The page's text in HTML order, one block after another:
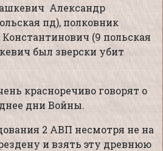
Александр
пд), полковник
(9 польская
был зверски убит
красноречиво говорят о
дни Войны.
2 АВП несмотря не на
и взять эту древнюю